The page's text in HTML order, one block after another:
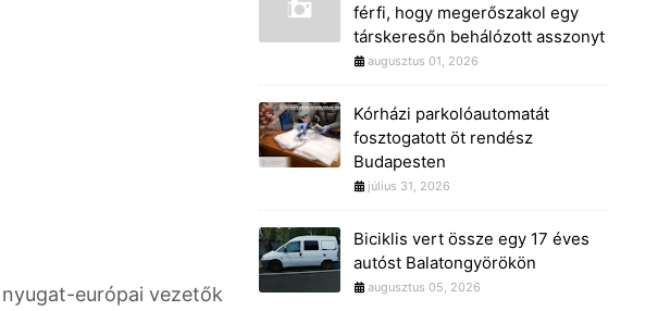
európai vezetők
férfi, hogy megerőszakol egy
társkeresőn behálózott asszonyt
augusztus 01, 2026
Kórházi parkolóautomatát
fosztogatott öt rendész
Budapesten
július 31, 2026
Biciklis vert össze egy 17 éves
autóst Balatongyörökön
augusztus 05, 2026